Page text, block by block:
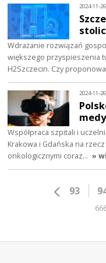
2024-11-
Wdrażanie rozwiązań
większego przyspieszenia
H2Szczecin. Czy
2024-11-
Współpraca szpitali i
Krakowa i Gdańska na
onkologicznymi coraz… »
93